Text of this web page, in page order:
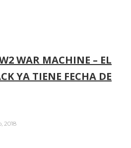
WAR MACHINE – EL
YA TIENE FECHA DE
2018